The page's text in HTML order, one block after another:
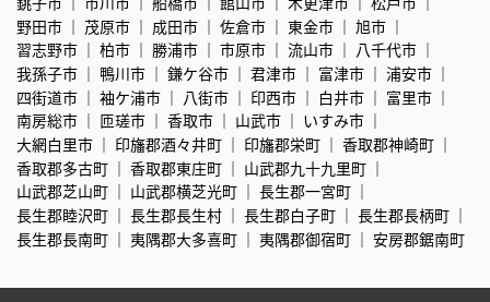
野田市
茂原市 成田市 佐倉市 東金市
旭市
習志野市
柏市 勝浦市 市原市 流山市
八千代市
我孫子市
鴨川市 鎌ケ谷市 君津市 富津市
浦安市
四街道市
袖ケ浦市 八街市 印西市 白井市
富里市
南房総市
匝瑳市 香取市 山武市
いすみ市
大網白里市
印旛郡酒々井町 印旛郡栄町
香取郡神崎町
香取郡多古町
香取郡東庄町
山武郡九十九里町
山武郡芝山町
山武郡横芝光町
長生郡一宮町
長生郡睦沢町
長生郡長生村 長生郡白子町
長生郡長柄町
長生郡長南町
夷隅郡大多喜町 夷隅郡御宿町 安房郡鋸南町